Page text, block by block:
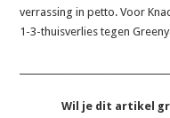
verrassing in petto. Voor
1-3-thuisverlies tegen
Wil je dit artikel